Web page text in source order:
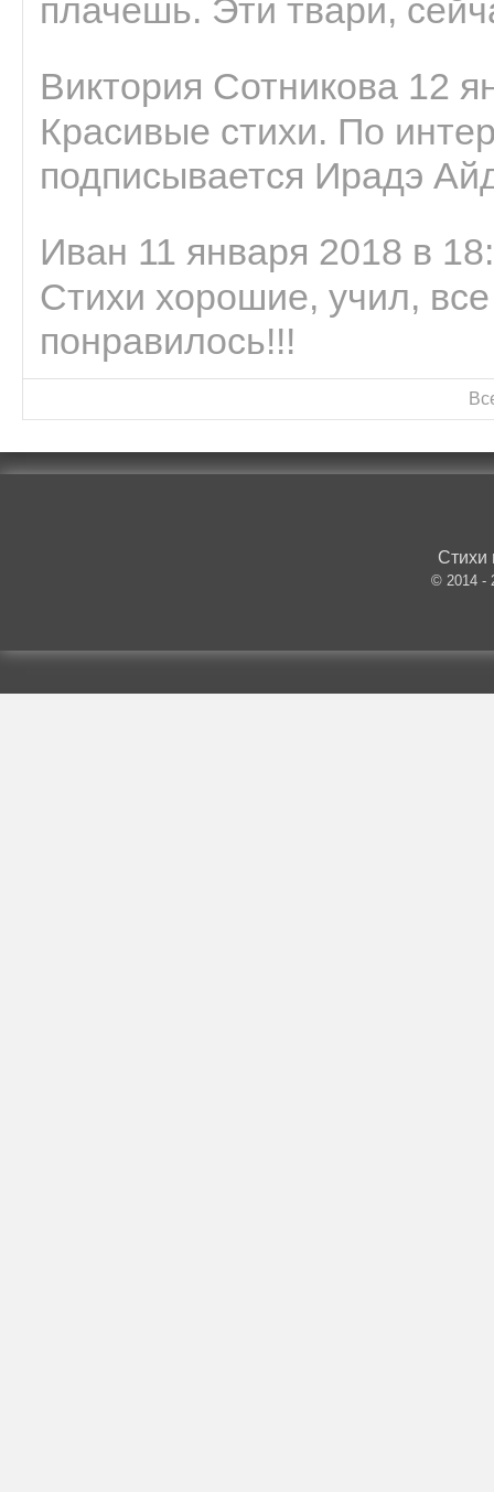
плачешь. Эти твари,
Виктория Сотникова 12
Красивые стихи. По
подписывается Ирадэ
Иван 11 января 2018 в
Стихи хорошие, учил,
понравилось!!!
Стихи
© 2014 -